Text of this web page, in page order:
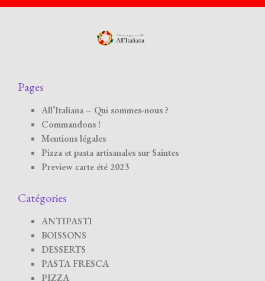
Pages
All’Italiana – Qui sommes-nous ?
Commandons !
Mentions légales
Pizza et pasta artisanales sur Saintes
Preview carte été 2023
Catégories
ANTIPASTI
BOISSONS
DESSERTS
PASTA FRESCA
PIZZA